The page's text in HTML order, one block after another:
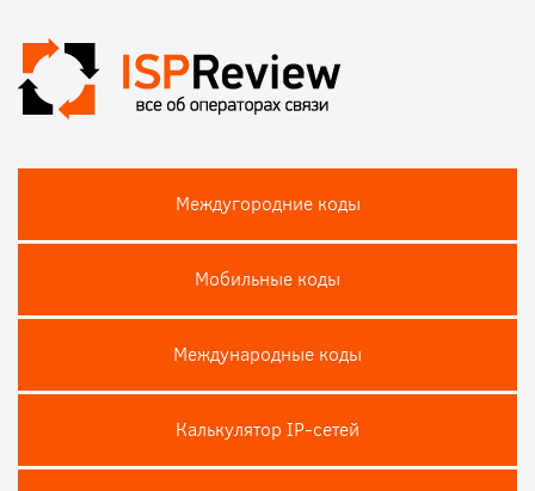
Междугородние коды
Мобильные коды
Международные коды
Калькулятор IP-сетей